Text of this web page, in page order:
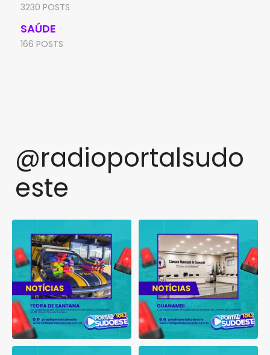
3230 POSTS
SAÚDE
166 POSTS
@radioportalsudo
este
de maconha em ônibus
1 0
suspensão de licitação da
1 0